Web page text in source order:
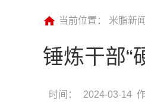
当前位置： 米脂新
锤炼干部“
时间： 2024-03-14